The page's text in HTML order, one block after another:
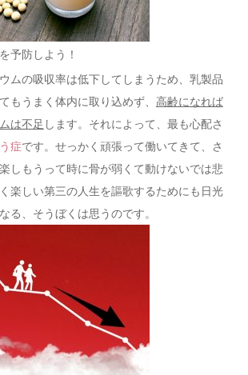
予防しよう！
ムの吸収率は低下してしまうため、乳製品
もうまく体内に取り込めず、 高齢になれば
は不足 します。それによって、最も心配さ
症です。せっかく頑張って働いてきて、さ
しもうって時に骨が弱くて動けないでは悲
楽しい第三の人生を謳歌するためにも日光
る、そうぼくは思うのです。